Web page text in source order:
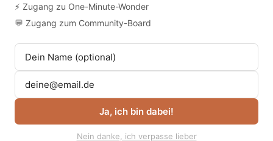
⚡ Zugang zu One-Minute-Wonder
💬 Zugang zum Community-Board
Ja, ich bin dabei!
Nein danke, ich verpasse lieber